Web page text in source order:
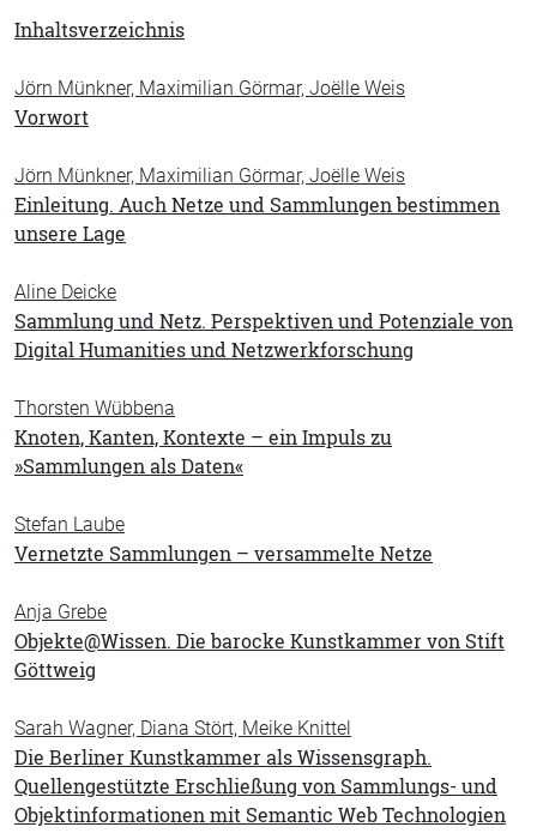
Inhaltsverzeichnis
Jörn Münkner, Maximilian Görmar, Joëlle Weis
Vorwort
Jörn Münkner, Maximilian Görmar, Joëlle Weis
Einleitung. Auch Netze und Sammlungen bestimmen
unsere Lage
Aline Deicke
Sammlung und Netz. Perspektiven und Potenziale von
Digital Humanities und Netzwerkforschung
Thorsten Wübbena
Knoten, Kanten, Kontexte – ein Impuls zu
»Sammlungen als Daten«
Stefan Laube
Vernetzte Sammlungen – versammelte Netze
Anja Grebe
Objekte@Wissen. Die barocke Kunstkammer von Stift
Göttweig
Sarah Wagner, Diana Stört, Meike Knittel
Die Berliner Kunstkammer als Wissensgraph.
Quellengestützte Erschließung von Sammlungs- und
Objektinformationen mit Semantic Web Technologien